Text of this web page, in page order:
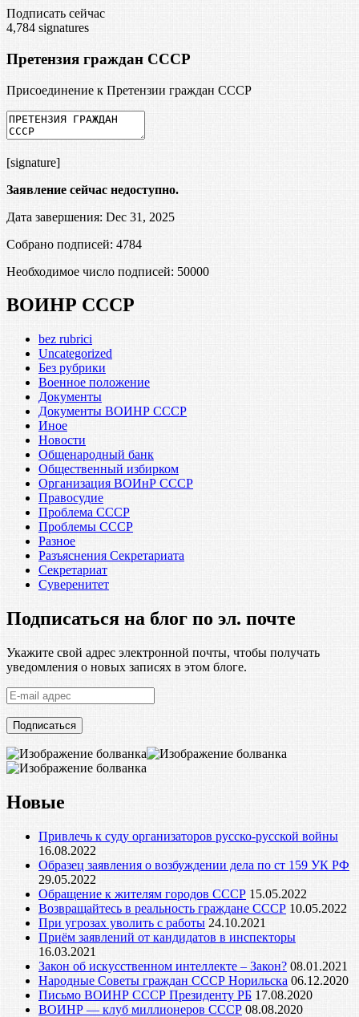
Подписать сейчас
4,784 signatures
Претензия граждан СССР
Присоединение к Претензии граждан СССР
[signature]
Заявление сейчас недоступно.
Дата завершения: Dec 31, 2025
Собрано подписей: 4784
Необходимое число подписей: 50000
ВОИНР СССР
bez rubrici
Uncategorized
Без рубрики
Военное положение
Документы
Документы ВОИНР СССР
Иное
Новости
Общенародный банк
Общественный избирком
Организация ВОИнР СССР
Правосудие
Проблема СССР
Проблемы СССР
Разное
Разъяснения Секретариата
Секретариат
Суверенитет
Подписаться на блог по эл. почте
Укажите свой адрес электронной почты, чтобы получать
уведомления о новых записях в этом блоге.
E-
mail
адрес
Новые
Привлечь к суду организаторов русско-русской войны
16.08.2022
Образец заявления о возбуждении дела по ст 159 УК РФ
29.05.2022
Обращение к жителям городов СССР 15.05.2022
Возвращайтесь в реальность граждане СССР 10.05.2022
При угрозах уволить с работы 24.10.2021
Приём заявлений от кандидатов в инспекторы
16.03.2021
Закон об искусственном интеллекте – Закон? 08.01.2021
Народные Советы граждан СССР Норильска 06.12.2020
Письмо ВОИНР СССР Президенту РБ 17.08.2020
ВОИНР — клуб миллионеров СССР 08.08.2020